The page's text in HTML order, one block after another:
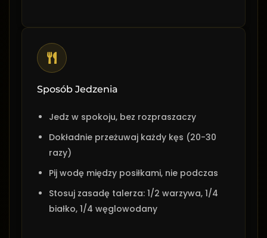
Sposób Jedzenia
Jedz w spokoju, bez rozpraszaczy
Dokładnie przeżuwaj każdy kęs (20-30
razy)
Pij wodę między posiłkami, nie podczas
Stosuj zasadę talerza: 1/2 warzywa, 1/4
białko, 1/4 węglowodany